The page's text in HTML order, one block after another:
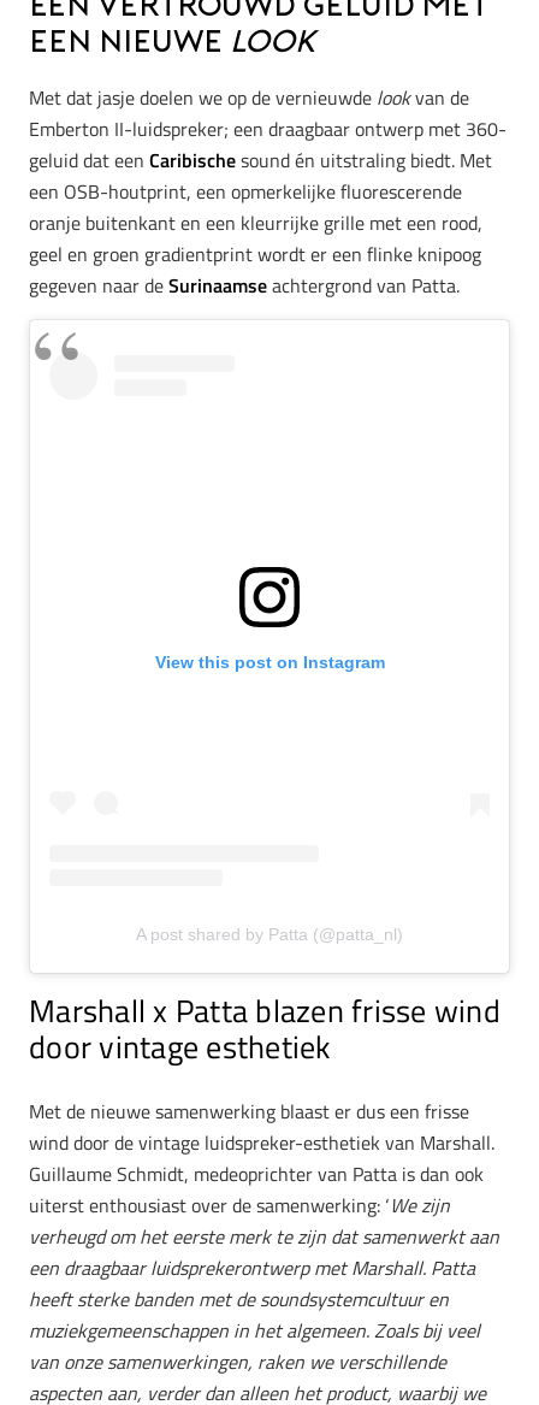
Een vertrouwd geluid met
een nieuwe look
Met dat jasje doelen we op de vernieuwde lookvan de
Emberton II-luidspreker; een draagbaar ontwerp met 360-
geluid dat een Caribischesound én uitstraling biedt. Met
een OSB-houtprint, een opmerkelijke fluorescerende
oranje buitenkant en een kleurrijke grille met een rood,
geel en groen gradientprint wordt er een flinke knipoog
gegeven naar deSurinaamseachtergrond van Patta.
View this post on Instagram
A post shared by Patta (@patta_nl)
Marshall x Patta blazen frisse wind
door vintage esthetiek
Met de nieuwe samenwerking blaast er dus een frisse
wind door de vintage luidspreker-esthetiek van Marshall.
Guillaume Schmidt, medeoprichter van Patta is dan ook
uiterst enthousiast over de samenwerking: ‘We zijn
verheugd om het eerste merk te zijn dat samenwerkt aan
een draagbaar luidsprekerontwerp met Marshall. Patta
heeft sterke banden met de soundsystemcultuur en
muziekgemeenschappen in het algemeen. Zoals bij veel
van onze samenwerkingen, raken we verschillende
aspecten aan, verder dan alleen het product, waarbij we